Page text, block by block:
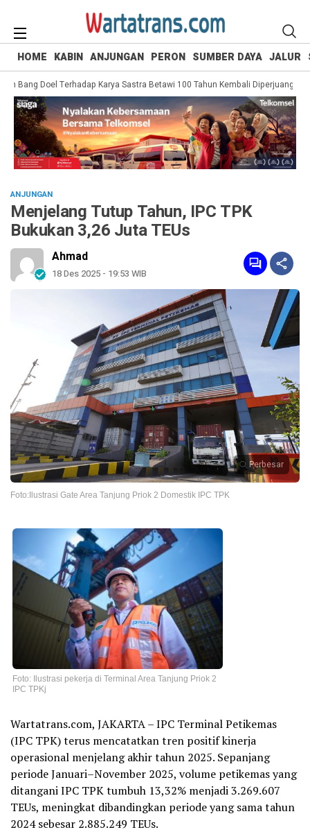
HOME KABIN ANJUNGAN PERON SUMBER DAYA JALUR
Doel Terhadap Karya Sastra Betawi 100 Tahun Kembali Diperjuangkan
ANJUNGAN
Menjelang Tutup Tahun, IPC TPK
Bukukan 3,26 Juta TEUs
Ahmad
18 Des 2025 - 19:53 WIB
Perbesar
Foto:Ilustrasi Gate Area Tanjung Priok 2 Domestik IPC TPK
Foto: Ilustrasi pekerja di Terminal Area Tanjung Priok 2
IPC TPKj
Wartatrans.com, JAKARTA – IPC Terminal Petikemas
(IPC TPK) terus mencatatkan tren positif kinerja
operasional menjelang akhir tahun 2025. Sepanjang
periode Januari–November 2025, volume petikemas yang
ditangani IPC TPK tumbuh 13,32% menjadi 3.269.607
TEUs, meningkat dibandingkan periode yang sama tahun
2024 sebesar 2.885.249 TEUs.